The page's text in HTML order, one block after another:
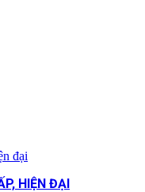
HIỆN ĐẠI